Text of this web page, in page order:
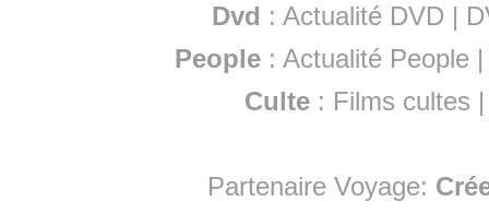
Dvd : Actualité DVD |
People :Actualité People
Culte : Films cultes
Partenaire Voyage: